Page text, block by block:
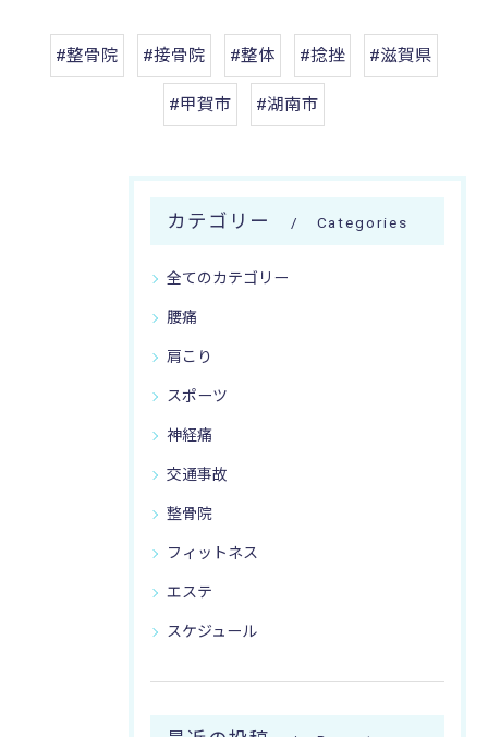
#整骨院 #接骨院 #整体 #捻挫 #滋賀県
#甲賀市 #湖南市
カテゴリー Categories
全てのカテゴリー
腰痛
肩こり
スポーツ
神経痛
交通事故
整骨院
フィットネス
エステ
スケジュール